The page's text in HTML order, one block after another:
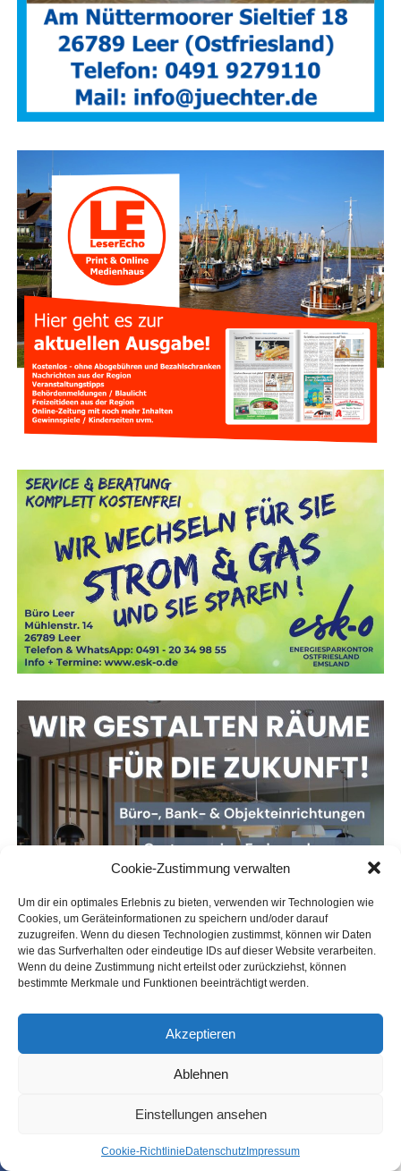
Cookie-Zustimmung verwalten
Um dir ein optimales Erlebnis zu bieten, verwenden wir Technologien wie
Cookies, um Geräteinformationen zu speichern und/oder darauf
zuzugreifen. Wenn du diesen Technologien zustimmst, können wir Daten
wie das Surfverhalten oder eindeutige IDs auf dieser Website verarbeiten.
Wenn du deine Zustimmung nicht erteilst oder zurückziehst, können
bestimmte Merkmale und Funktionen beeinträchtigt werden.
Akzeptieren
Ablehnen
Einstellungen ansehen
Coo­kie-Richt­li­nie Daten­schutz Impres­sum
SHARE TWEET
Neue Her­aus­for­de­run­gen für
Atemschutzgeräteträger
Vie­les hat sich für Feu­er­wehr­leu­te im Atem­schutz­ein­satz
ver­än­dert. Moder­ne Ein­satz­klei­dung schützt deut­lich bes­
Sicher­heit. Denn die Beklei­dung hält zwar gro­ße Hit­ze
zunächst ab – dringt die­se aber durch, kann es für den
Trä­ger lebens­ge­fähr­lich wer­den. Des­halb ist es wich­tig,
dass Feu­er­wehr­leu­te die Gren­zen ihrer Schutz­aus­rüs­tung
in einem siche­ren Umfeld kennenlernen.
Hin­zu kommt: Durch moder­ne Bau­wei­sen und Mate­ria­li­en
hat sich das Brand­ver­hal­ten ver­än­dert. Brän­de ent­wi­ckeln
sich heu­te oft schwe­lend, pro­du­zie­ren gif­ti­ge Gase und
den. Sol­che Sze­na­ri­en stel­len höchs­te Anfor­de­run­gen an
Tak­tik, Team­ar­beit und das rich­ti­ge Vorgehen.
mehr lesen — Hier klicken